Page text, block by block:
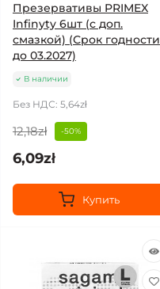
Презервативы PRIMEX
Infinyty 6шт (с доп.
смазкой) (Срок годности
до 03.2027)
В наличии
Без НДС: 5,64zł
12,18zł -50%
6,09zł
Купить